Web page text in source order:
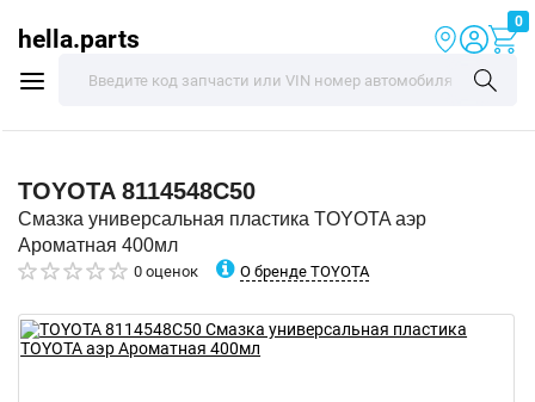
hella.parts
0
TOYOTA 8114548C50
Смазка универсальная пластика TOYOTA аэр
Ароматная 400мл
0 оценок О бренде TOYOTA